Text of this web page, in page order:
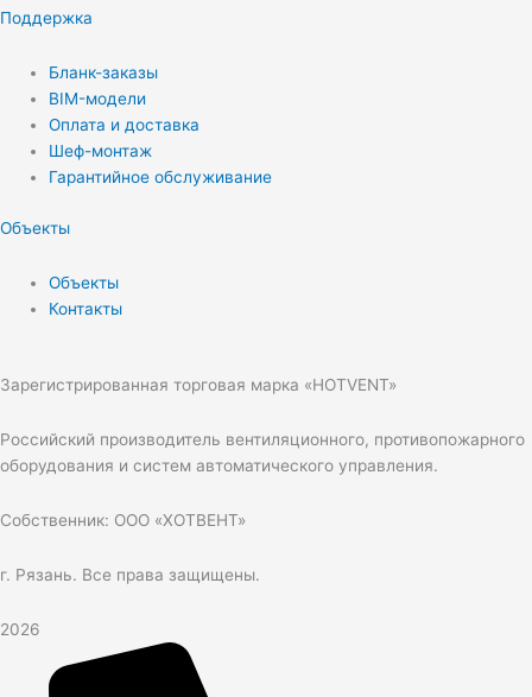
Поддержка
Бланк-заказы
BIM-модели
Оплата и доставка
Шеф-монтаж
Гарантийное обслуживание
Объекты
Объекты
Контакты
Зарегистрированная торговая марка «HOTVENT»
Российский производитель вентиляционного, противопожарного
оборудования и систем автоматического управления.
Собственник: ООО «ХОТВЕНТ»
г. Рязань. Все права защищены.
2026